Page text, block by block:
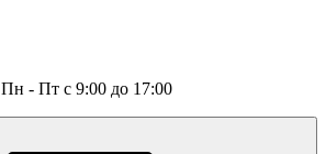
Пн - Пт с 9:00 до 17:00